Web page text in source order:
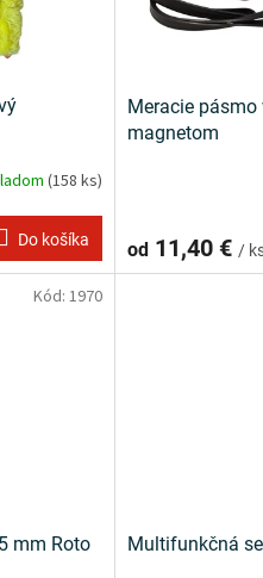
(158 ks)
Do košíka
Meracie pásmo
magnetom
od11,40 € /
mm Roto
Kód: 1970
Multifunkčná